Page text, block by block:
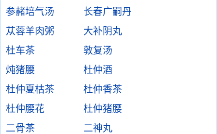
参赭培气汤
长春广嗣丹
苁蓉羊肉粥
大补阴丸
杜车茶
敦复汤
炖猪腰
杜仲酒
杜仲夏枯茶
杜仲香茶
杜仲腰花
杜仲猪腰
二骨茶
二神丸